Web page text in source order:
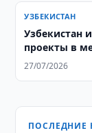
УЗБЕКИСТАН
Узбекистан
проекты в
27/07/2026
ПОСЛЕДНИЕ